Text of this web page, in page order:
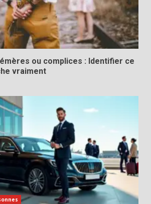
ou complices : Identifier ce
vraiment